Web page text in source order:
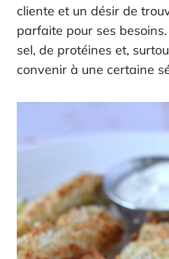
cliente et un désir de
parfaite pour ses
sel, de protéines et,
convenir à une certaine